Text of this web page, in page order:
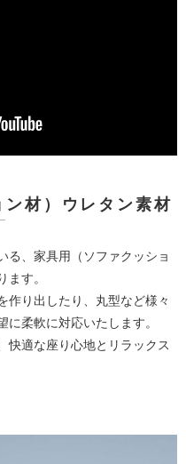
材）ウレタン素材
る、家具用（ソファクッショ
ます。
作り出したり、丸型など様々
柔軟に対応いたします。
快適な座り心地とリラックス